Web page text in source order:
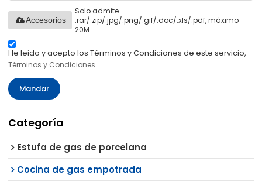
Solo admite
.rar/.zip/.jpg/.png/.gif/.doc/.xls/.pdf, máximo
20M
Accesorios
He leido y acepto los Términos y Condiciones de este servicio,
Términos y Condiciones
Mandar
Categoría
Estufa de gas de porcelana
Cocina de gas empotrada